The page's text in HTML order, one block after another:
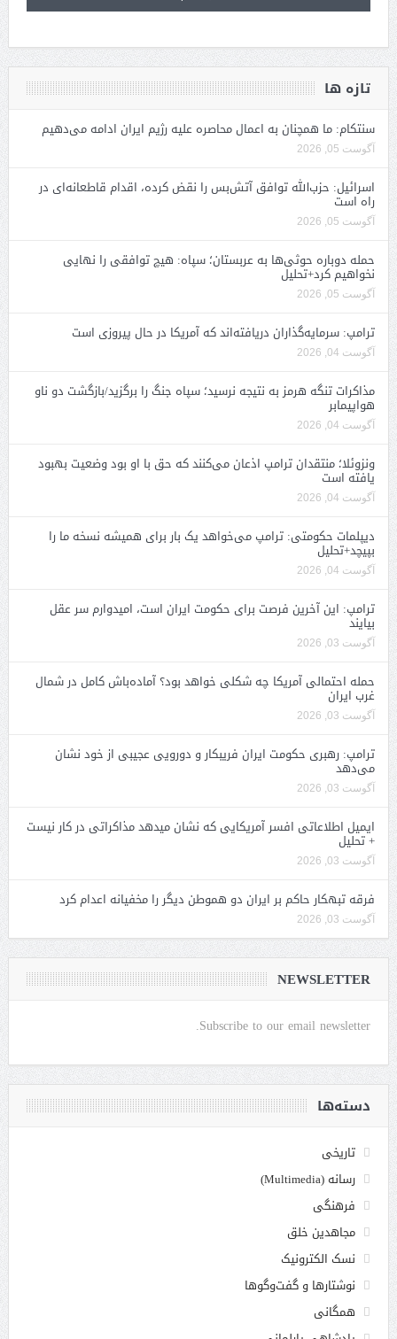
تازه ها
سنتکام: ما همچنان به اعمال محاصره علیه رژیم ایران ادامه می‌دهیم
آگوست 05, 2026
اسرائیل: حزب‌الله توافق آتش‌بس را نقض کرده، اقدام قاطعانه‌ای در
راه است
آگوست 05, 2026
حمله دوباره حوثی‌ها به عربستان؛ سپاه: هیچ توافقی را نهایی
نخواهیم کرد+تحلیل
آگوست 05, 2026
ترامپ: سرمایه‌گذاران دریافته‌اند که آمریکا در حال پیروزی است
آگوست 04, 2026
مذاکرات تنگه هرمز به نتیجه نرسید؛ سپاه جنگ را برگزید/بازگشت دو ناو
هواپیمابر
آگوست 04, 2026
ونزوئلا؛ منتقدان ترامپ اذعان می‌کنند که حق با او بود وضعیت بهبود
یافته است
آگوست 04, 2026
دیپلمات حکومتی: ترامپ می‌خواهد یک بار برای همیشه نسخه ما را
بپیچد+تحلیل
آگوست 04, 2026
ترامپ: این آخرین فرصت برای حکومت ایران است، امیدوارم سر عقل
بیایند
آگوست 03, 2026
حمله احتمالی آمریکا چه شکلی خواهد بود؟ آماده‌باش کامل در شمال
غرب ایران
آگوست 03, 2026
ترامپ: رهبری حکومت ایران فریبکار و دورویی عجیبی از خود نشان
می‌دهد
آگوست 03, 2026
ایمیل اطلاعاتی افسر آمریکایی که نشان میدهد مذاکراتی در کار نیست
+ تحلیل
آگوست 03, 2026
فرقه تبهکار حاکم بر ایران دو هموطن دیگر را مخفیانه اعدام کرد
آگوست 03, 2026
NEWSLETTER
Subscribe to our email newsletter.
دسته‌ها
تاریخی
رسانه (Multimedia)
فرهنگی
مجاهدین خلق
نسک الکترونیک
نوشتارها و گفت‌وگوها
همگانی